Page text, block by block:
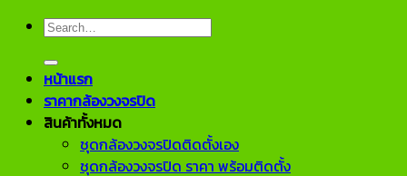
Search
หน้าแรก
ราคากล้องวงจรปิด
สินค้าทั้งหมด
ชุดกล้องวงจรปิดติดตั้งเอง
ชุดกล้องวงจรปิด ราคา พร้อมติดตั้ง